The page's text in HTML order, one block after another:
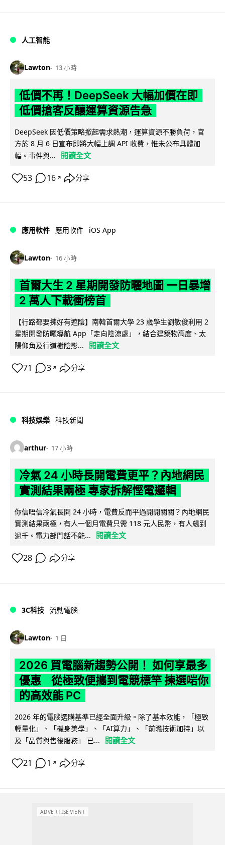
人工智能
Lawton 13 小時
低價不再！DeepSeek 大幅加價在即
低價搶客反釀運算資源告急
DeepSeek 因低價策略掀起需求熱潮，運算資源不勝負荷，官
方於 8 月 6 日宣布即將大幅上調 API 收費，惟未公布具體加
幅。事件與...
閱讀全文
53 16 ↗ 分享
應用軟件 應用軟件 iOS App
Lawton 16 小時
首爾大生 2 星期開發防曬地圖 一日暴增
2 萬人下載衝榜首
【行路都要揀好有遮陰】南韓首爾大學 23 歲學生劉敏俊利用 2
星期開發防曬導航 App「走向陰涼處」，結合建築物高度、太
陽仰角及行道樹陰影...
閱讀全文
71 3 ↗ 分享
科技娛樂 科技新聞
arthur 17 小時
冷氣 24 小時長開電費更平？內地網民
實測結果兩極 專家拆解慳電邏輯
你信唔信冷氣長開 24 小時，電費反而平過開開關關？內地網民
實測結果兩極，有人一個月電費只需 118 元人民幣，有人飆到
過千。電力部門話不能...
閱讀全文
28 分享
3C科技 流動電腦
Lawton 1 日
2026 買電腦新趨勢公開！ 如何享最多
優惠 從極致便攜到電競標竿 揀選啱你
的高效能 PC
2026 年的電腦選購基準已經全面升級。除了基本效能，「極致
輕量化」、「機身美學」、「AI算力」、「前瞻技術加持」以
及「品質與售後服務」 已...
閱讀全文
21 1 ↗ 分享
ADVERTISEMENT